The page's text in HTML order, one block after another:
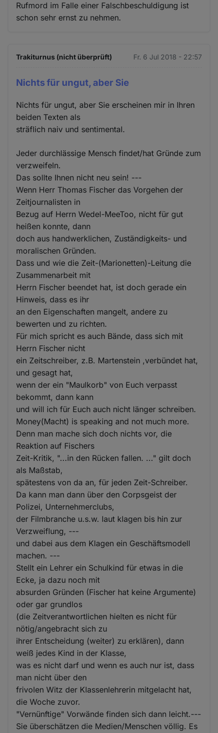
Rufmord im Falle einer Falschbeschuldigung ist
schon sehr ernst zu nehmen.
Trakiturnus (nicht überprüft) Fr. 6 Jul 2018 - 22:57
Nichts für ungut, aber Sie
Nichts für ungut, aber Sie erscheinen mir in Ihren
beiden Texten als
sträflich naiv und sentimental.
Jeder durchlässige Mensch findet/hat Gründe zum
verzweifeln.
Das sollte Ihnen nicht neu sein! ---
Wenn Herr Thomas Fischer das Vorgehen der
Zeitjournalisten in
Bezug auf Herrn Wedel-MeeToo, nicht für gut
heißen konnte, dann
doch aus handwerklichen, Zuständigkeits- und
moralischen Gründen.
Dass und wie die Zeit-(Marionetten)-Leitung die
Zusammenarbeit mit
Herrn Fischer beendet hat, ist doch gerade ein
Hinweis, dass es ihr
an den Eigenschaften mangelt, andere zu
bewerten und zu richten.
Für mich spricht es auch Bände, dass sich mit
Herrn Fischer nicht
ein Zeitschreiber, z.B. Martenstein ,verbündet hat,
und gesagt hat,
wenn der ein "Maulkorb" von Euch verpasst
bekommt, dann kann
und will ich für Euch auch nicht länger schreiben.
Money(Macht) is speaking and not much more.
Denn man mache sich doch nichts vor, die
Reaktion auf Fischers
Zeit-Kritik, "...in den Rücken fallen. ..." gilt doch
als Maßstab,
spätestens von da an, für jeden Zeit-Schreiber.
Da kann man dann über den Corpsgeist der
Polizei, Unternehmerclubs,
der Filmbranche u.s.w. laut klagen bis hin zur
Verzweiflung, ---
und dabei aus dem Klagen ein Geschäftsmodell
machen. ---
Stellt ein Lehrer ein Schulkind für etwas in die
Ecke, ja dazu noch mit
absurden Gründen (Fischer hat keine Argumente)
oder gar grundlos
(die Zeitverantwortlichen hielten es nicht für
nötig/angebracht sich zu
ihrer Entscheidung (weiter) zu erklären), dann
weiß jedes Kind in der Klasse,
was es nicht darf und wenn es auch nur ist, dass
man nicht über den
frivolen Witz der Klassenlehrerin mitgelacht hat,
die Woche zuvor.
"Vernünftige" Vorwände finden sich dann leicht.---
Sie überschätzen die Medien/Menschen völlig. Es